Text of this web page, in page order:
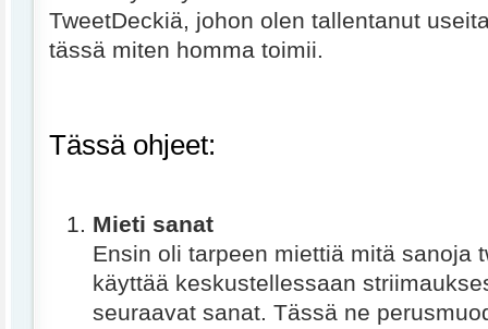
TweetDeckiä, johon olen tallentanut
tässä miten homma toimii.
Tässä ohjeet:
Mieti sanat
Ensin oli tarpeen miettiä mitä sanoja
käyttää keskustellessaan
seuraavat sanat. Tässä ne